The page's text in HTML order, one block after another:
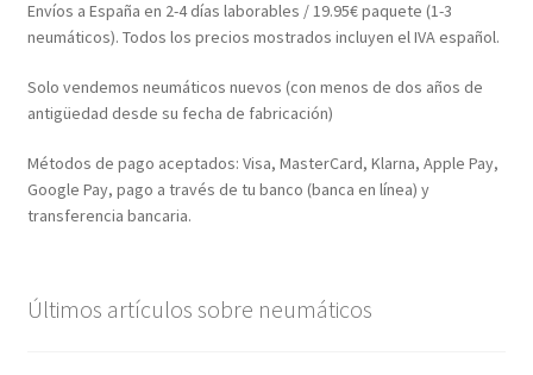
Envíos a España en 2-4 días laborables / 19.95€ paquete (1-3
neumáticos). Todos los precios mostrados incluyen el IVA español.
Solo vendemos neumáticos nuevos (con menos de dos años de
antigüedad desde su fecha de fabricación)
Métodos de pago aceptados: Visa, MasterCard, Klarna, Apple Pay,
Google Pay, pago a través de tu banco (banca en línea) y
transferencia bancaria.
Últimos artículos sobre neumáticos